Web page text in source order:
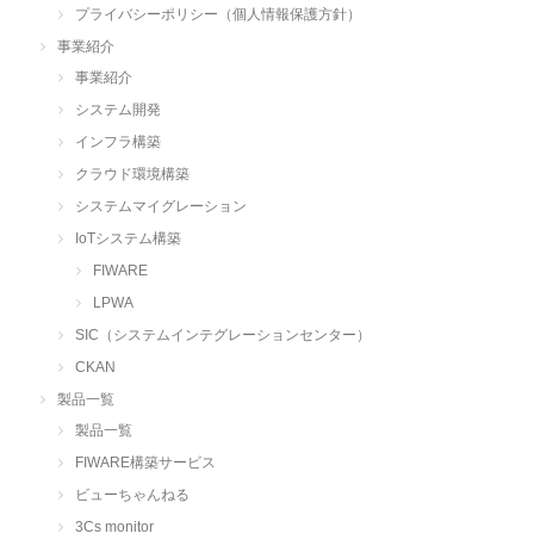
プライバシーポリシー（個人情報保護方針）
事業紹介
事業紹介
システム開発
インフラ構築
クラウド環境構築
システムマイグレーション
IoTシステム構築
FIWARE
LPWA
SIC（システムインテグレーションセンター）
CKAN
製品一覧
製品一覧
FIWARE構築サービス
ビューちゃんねる
3Cs monitor